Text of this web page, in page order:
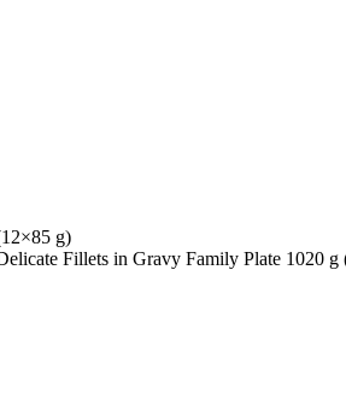
Fillets in Gravy Family Plate 1020 g